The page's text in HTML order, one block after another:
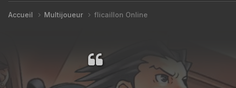
Accueil Multijoueur flicaillon Online